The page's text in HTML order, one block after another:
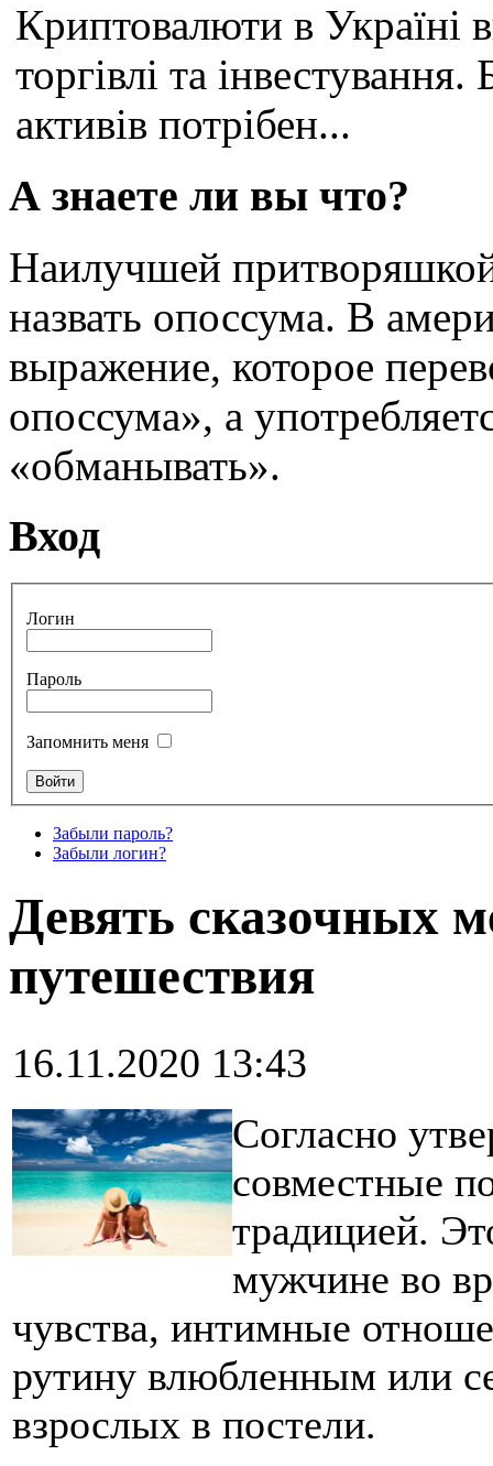
Криптовалюти в Україні
торгівлі та
активів потрібен...
А знаете ли вы что?
Наилучшей
назвать опоссума. В
выражение, которое
опоссума», а
«обманывать».
Вход
Логин
Пароль
Запомнить меня
Забыли пароль?
Забыли логин?
Девять сказочных
путешествия
16.11.2020 13:43
Согласно
совместные
традицией.
мужчине во
чувства, интимные
рутину влюбленным или
взрослых в постели.